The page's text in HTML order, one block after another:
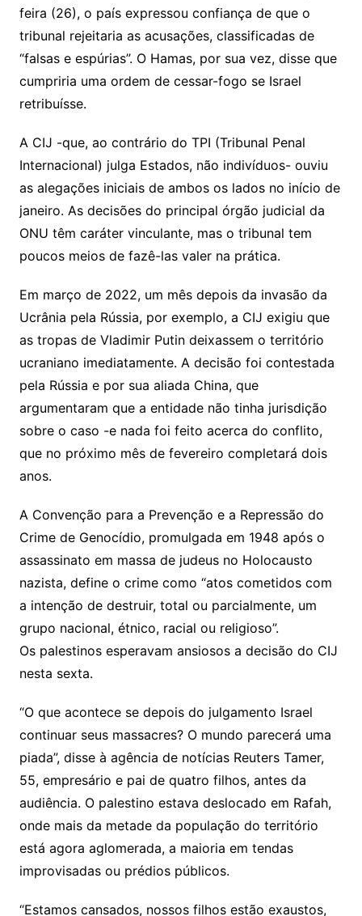
feira (26), o país expressou confiança de que o
tribunal rejeitaria as acusações, classificadas de
“falsas e espúrias”. O Hamas, por sua vez, disse que
cumpriria uma ordem de cessar-fogo se Israel
retribuísse.
A CIJ -que, ao contrário do TPI (Tribunal Penal
Internacional) julga Estados, não indivíduos- ouviu
as alegações iniciais de ambos os lados no início de
janeiro. As decisões do principal órgão judicial da
ONU têm caráter vinculante, mas o tribunal tem
poucos meios de fazê-las valer na prática.
Em março de 2022, um mês depois da invasão da
Ucrânia pela Rússia, por exemplo, a CIJ exigiu que
as tropas de Vladimir Putin deixassem o território
ucraniano imediatamente. A decisão foi contestada
pela Rússia e por sua aliada China, que
argumentaram que a entidade não tinha jurisdição
sobre o caso -e nada foi feito acerca do conflito,
que no próximo mês de fevereiro completará dois
anos.
A Convenção para a Prevenção e a Repressão do
Crime de Genocídio, promulgada em 1948 após o
assassinato em massa de judeus no Holocausto
nazista, define o crime como “atos cometidos com
a intenção de destruir, total ou parcialmente, um
grupo nacional, étnico, racial ou religioso”.
Os palestinos esperavam ansiosos a decisão do CIJ
nesta sexta.
“O que acontece se depois do julgamento Israel
continuar seus massacres? O mundo parecerá uma
piada”, disse à agência de notícias Reuters Tamer,
55, empresário e pai de quatro filhos, antes da
audiência. O palestino estava deslocado em Rafah,
onde mais da metade da população do território
está agora aglomerada, a maioria em tendas
improvisadas ou prédios públicos.
“Estamos cansados, nossos filhos estão exaustos,